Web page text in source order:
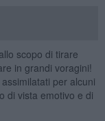
scopo di tirare
in grandi voragini!
per alcuni
di vista emotivo e di